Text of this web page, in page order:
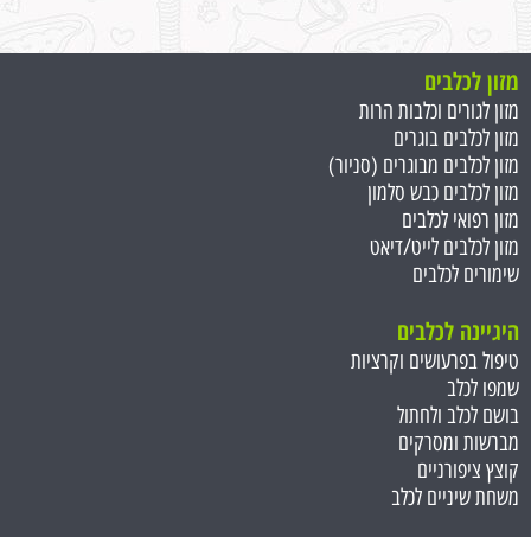
מזון לכלבים
מזון לגורים וכלבות הרות
מזון לכלבים בוגרים
מזון לכלבים מבוגרים (סניור)
מזון לכלבים כבש סלמון
מזון רפואי לכלבים
מזון לכלבים לייט/דיאט
שימורים לכלבים
היגיינה לכלבים
טיפול בפרעושים וקרציות
שמפו לכלב
בושם לכלב ולחתול
מברשות ומסרקים
קוצץ ציפורניים
משחת שיניים לכלב